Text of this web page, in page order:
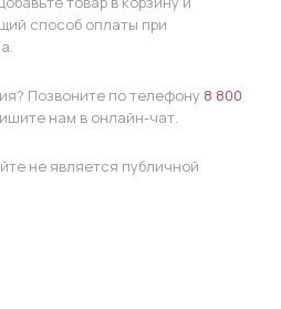
способ оплаты при
Позвоните по телефону 8 800
нам в онлайн-чат.
не является публичной